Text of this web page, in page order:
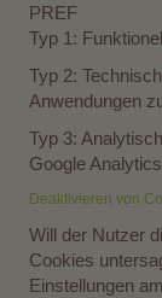
PREF
Typ 1:
Typ 2:
Anwendungen
Typ 3:
Google
Deaktivieren von
Will der Nutzer
Cookies
Einstellungen